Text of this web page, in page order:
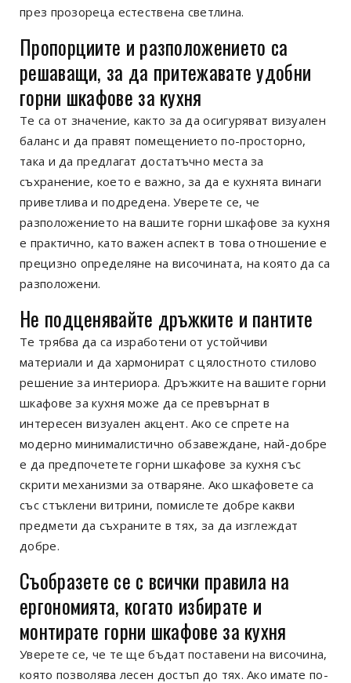
през прозореца естествена светлина.
Пропорциите и разположението са
решаващи, за да притежавате удобни
горни шкафове за кухня
Те са от значение, както за да осигуряват визуален
баланс и да правят помещението по-просторно,
така и да предлагат достатъчно места за
съхранение, което е важно, за да е кухнята винаги
приветлива и подредена. Уверете се, че
разположението на вашите горни шкафове за кухня
е практично, като важен аспект в това отношение е
прецизно определяне на височината, на която да са
разположени.
Не подценявайте дръжките и пантите
Те трябва да са изработени от устойчиви
материали и да хармонират с цялостното стилово
решение за интериора. Дръжките на вашите горни
шкафове за кухня може да се превърнат в
интересен визуален акцент. Ако се спрете на
модерно минималистично обзавеждане, най-добре
е да предпочетете горни шкафове за кухня със
скрити механизми за отваряне. Ако шкафовете са
със стъклени витрини, помислете добре какви
предмети да съхраните в тях, за да изглеждат
добре.
Съобразете се с всички правила на
ергономията, когато избирате и
монтирате горни шкафове за кухня
Уверете се, че те ще бъдат поставени на височина,
която позволява лесен достъп до тях. Ако имате по-